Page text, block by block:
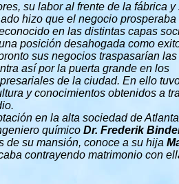
su labor al frente de la fábrica y
hizo que el negocio prosperaba
en las distintas capas
posición desahogada como
sus negocios traspasarían las
así por la puerta grande en los
de la ciudad. En ello
y conocimientos obtenidos a
en la alta sociedad de
químico Dr. Frederik
de su mansión, conoce a su hija
contrayendo matrimonio con